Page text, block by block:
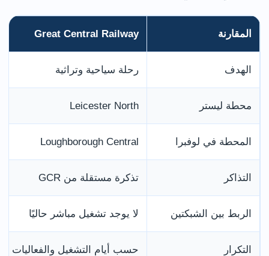
المقارنة Great Central Railway
الهدف رحلة سياحية وتراثية
محطة ليستر Leicester North
المحطة في لوفبرا Loughborough Central
التذاكر تذكرة مستقلة من GCR
الربط بين الشبكتين لا يوجد تشغيل مباشر حاليًا
التكرار حسب أيام التشغيل والفعاليات